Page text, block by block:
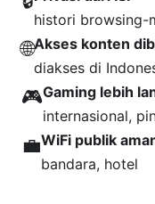
histori browsing-
🌐Akses konten
diakses di
🎮Gaming lebih
internasional,
💼WiFi publik
bandara, hotel